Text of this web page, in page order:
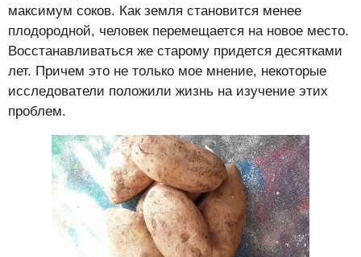
максимум соков. Как земля становится менее
плодородной, человек перемещается на новое место.
Восстанавливаться же старому придется десятками
лет. Причем это не только мое мнение, некоторые
исследователи положили жизнь на изучение этих
проблем.